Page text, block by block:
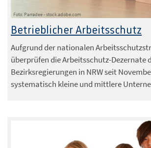
Foto: Parradee - stock.adobe.com
Betrieblicher Arbeitsschutz
Aufgrund der nationalen
überprüfen die Arbeitsschutz-Dezernate
Bezirksregierungen in NRW seit
systematisch kleine und mittlere